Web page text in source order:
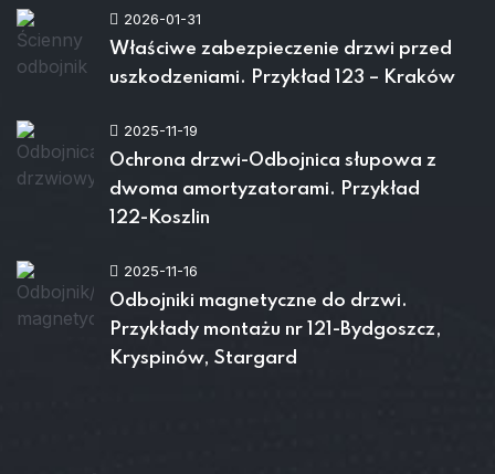
2026-01-31
Właściwe zabezpieczenie drzwi przed
uszkodzeniami. Przykład 123 – Kraków
2025-11-19
Ochrona drzwi-Odbojnica słupowa z
dwoma amortyzatorami. Przykład
122-Koszlin
2025-11-16
Odbojniki magnetyczne do drzwi.
Przykłady montażu nr 121-Bydgoszcz,
Kryspinów, Stargard